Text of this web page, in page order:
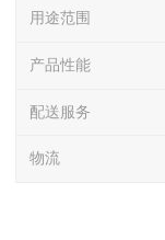
用途范围
产品性能
配送服务
物流